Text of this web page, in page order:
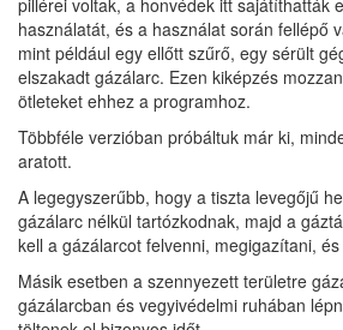
használatát, és a használat során fellépő
mint például egy ellőtt szűrő, egy sérült
elszakadt gázálarc. Ezen kiképzés
ötleteket ehhez a programhoz.
Többféle verzióban próbáltuk már ki,
aratott.
A legegyszerűbb, hogy a tiszta levegőjű
gázálarc nélkül tartózkodnak, majd a
kell a gázálarcot felvenni, megigazítani,
Másik esetben a szennyezett területre
gázálarcban és vegyivédelmi ruhában